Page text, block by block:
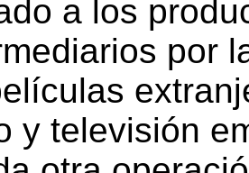
a los
por
y televisión